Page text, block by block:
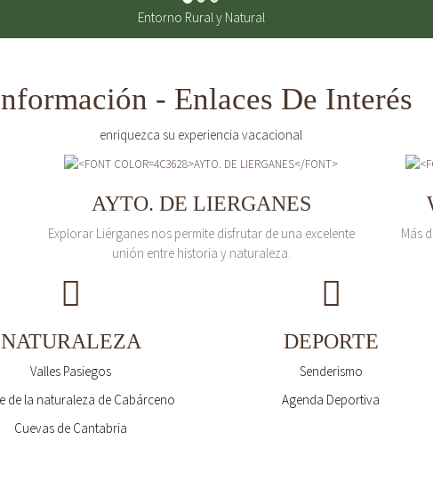
Entorno Rural y Natural
- Enlaces De Interés
enriquezca su experiencia vacacional
AYTO. DE LIERGANES
Explorar Liérganes nos permite disfrutar de una excelente
unión entre historia y naturaleza.
Más
NATURALEZA
Valles Pasiegos
de la naturaleza de Cabárceno
Cuevas de Cantabria
DEPORTE
Senderismo
Agenda Deportiva